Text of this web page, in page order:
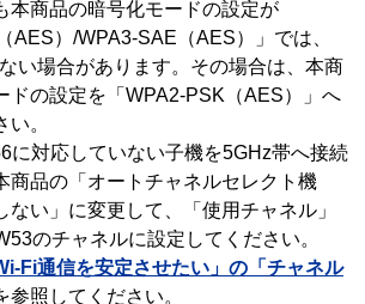
本商品の暗号化モードの設定が
AES）/WPA3-SAE（AES）」では、
い場合があります。その場合は、本商
ドの設定を「WPA2-PSK（AES）」へ
。
に対応していない子機を5GHz帯へ接続
商品の「オートチャネルセレクト機
ない」に変更して、「使用チャネル」
のチャネルに設定してください。
Fi通信を安定させたい」の「チャネル
参照してください。